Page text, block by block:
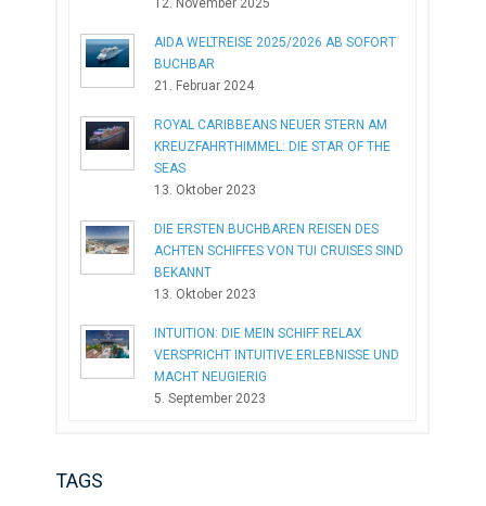
12. November 2025
AIDA WELTREISE 2025/2026 AB SOFORT
BUCHBAR
21. Februar 2024
ROYAL CARIBBEANS NEUER STERN AM
KREUZFAHRTHIMMEL: DIE STAR OF THE
SEAS
13. Oktober 2023
DIE ERSTEN BUCHBAREN REISEN DES
ACHTEN SCHIFFES VON TUI CRUISES SIND
BEKANNT
13. Oktober 2023
INTUITION: DIE MEIN SCHIFF RELAX
VERSPRICHT INTUITIVE ERLEBNISSE UND
MACHT NEUGIERIG
5. September 2023
TAGS